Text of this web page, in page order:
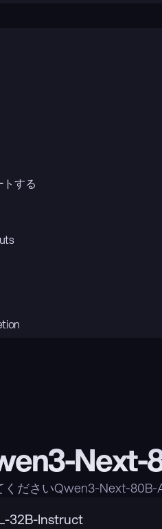
トする
Next-
くださいQwen3-Next-
32B-Instruct